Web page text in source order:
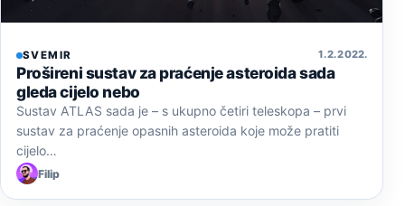
SVEMIR 1. 2. 2022.
Prošireni sustav za praćenje asteroida sada
gleda cijelo nebo
Sustav ATLAS sada je – s ukupno četiri teleskopa – prvi
sustav za praćenje opasnih asteroida koje može pratiti
cijelo…
Filip